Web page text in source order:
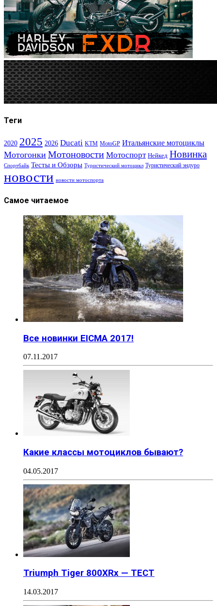
Теги
2020 2025 2026 Ducati KTM MotoGP Итальянские мотоциклы
Мотогонки Мотоновости Мотоспорт Нейкед Новинка
Спортбайк Тесты и Обзоры Туристический мотоцикл Туристический эндуро
новости новости мотоспорта
Самое читаемое
Все новинки EICMA 2017!
07.11.2017
Какие классы мотоциклов бывают?
04.05.2017
Triumph Tiger 800XRx — ТЕСТ
14.03.2017